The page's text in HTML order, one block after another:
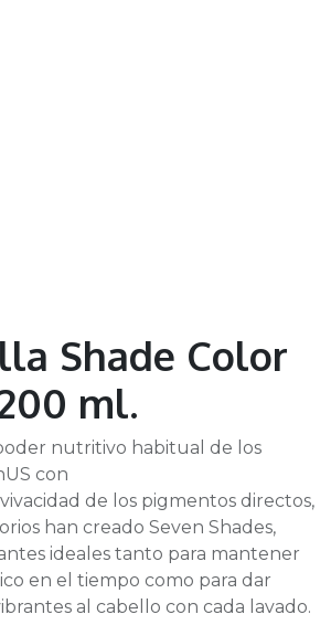
Shade Color
ml.
nutritivo habitual de los
con
de los pigmentos directos,
han creado Seven Shades,
ideales tanto para mantener
en el tiempo como para dar
al cabello con cada lavado.